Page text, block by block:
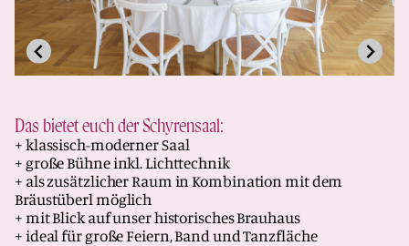
Das bietet euch der Schyrensaal:
+ klassisch-moderner Saal
+ große Bühne inkl. Lichttechnik
+ als zusätzlicher Raum in Kombination mit dem
Bräustüberl möglich
+ mit Blick auf unser historisches Brauhaus
+ ideal für große Feiern, Band und Tanzfläche